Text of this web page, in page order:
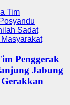
Penggerak
Jabung